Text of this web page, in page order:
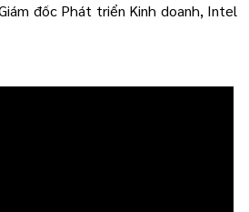
đốc Phát triển Kinh doanh, Intel